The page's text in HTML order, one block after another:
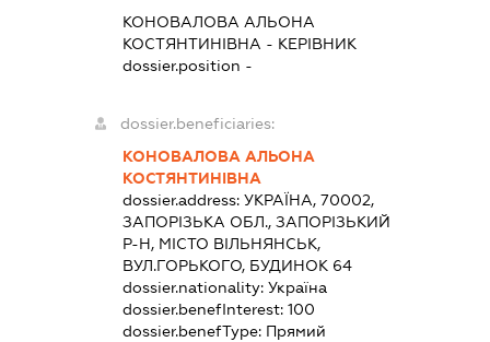
КОНОВАЛОВА АЛЬОНА
КОСТЯНТИНІВНА - КЕРІВНИК
dossier.position -
dossier.beneficiaries:
КОНОВАЛОВА АЛЬОНА
КОСТЯНТИНІВНА
dossier.address: УКРАЇНА, 70002,
ЗАПОРІЗЬКА ОБЛ., ЗАПОРІЗЬКИЙ
Р-Н, МІСТО ВІЛЬНЯНСЬК,
ВУЛ.ГОРЬКОГО, БУДИНОК 64
dossier.nationality: Україна
dossier.benefInterest: 100
dossier.benefType: Прямий